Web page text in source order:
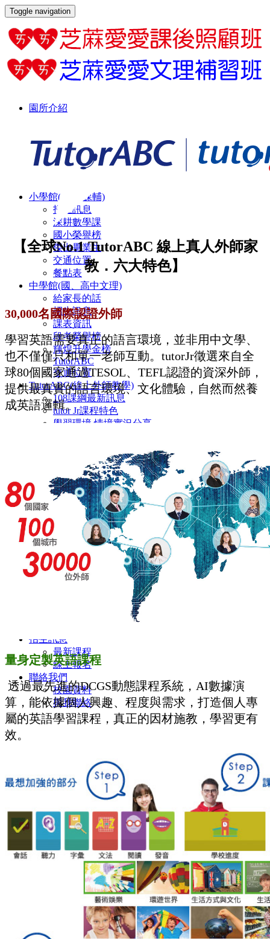
Toggle navigation
園所介紹
環境設備
最新消息
最新消息
小學館(安親/課輔)
招生訊息
深耕數學課
國小榮譽榜
傑出畢業生
交通位置
餐點表
中學館(國、高中文理)
給家長的話
招生訊息
課表資訊
段考榮譽榜
輝煌升學金榜
TutorABC
交通位置
TutorABC(線上外師教學)
108課綱最新訊息
tutor Jr課程特色
學習環境 情境實況分享
110年度成果發表會學生學習心得感想六年級全英
110年度成果發表會學生學習心得感想二三年級
110年度成果發表會學生學習心得感想四五年級
菁英美語(實體課程)
課程特色
教材介紹
創思作文
課程特色
師資介紹
文章分享
招生訊息
最新課程
線上報名
聯絡我們
校園資料
與我聯絡
【全球No.1 TutorABC 線上真人外師家
教．六大特色】
30,000名國際認證外師
學習英語需要真正的語言環境，並非用中文學、
也不僅僅只和單一老師互動。tutorJr徵選來自全
球80個國家通過TESOL、TEFL認證的資深外師，
提供最真實的語言環境、文化體驗，自然而然養
成英語邏輯。
量身定製英語課程
透過最先進的DCGS動態課程系統，AI數據演
算，能依據個人興趣、程度與需求，打造個人專
屬的英語學習課程，真正的因材施教，學習更有
效。